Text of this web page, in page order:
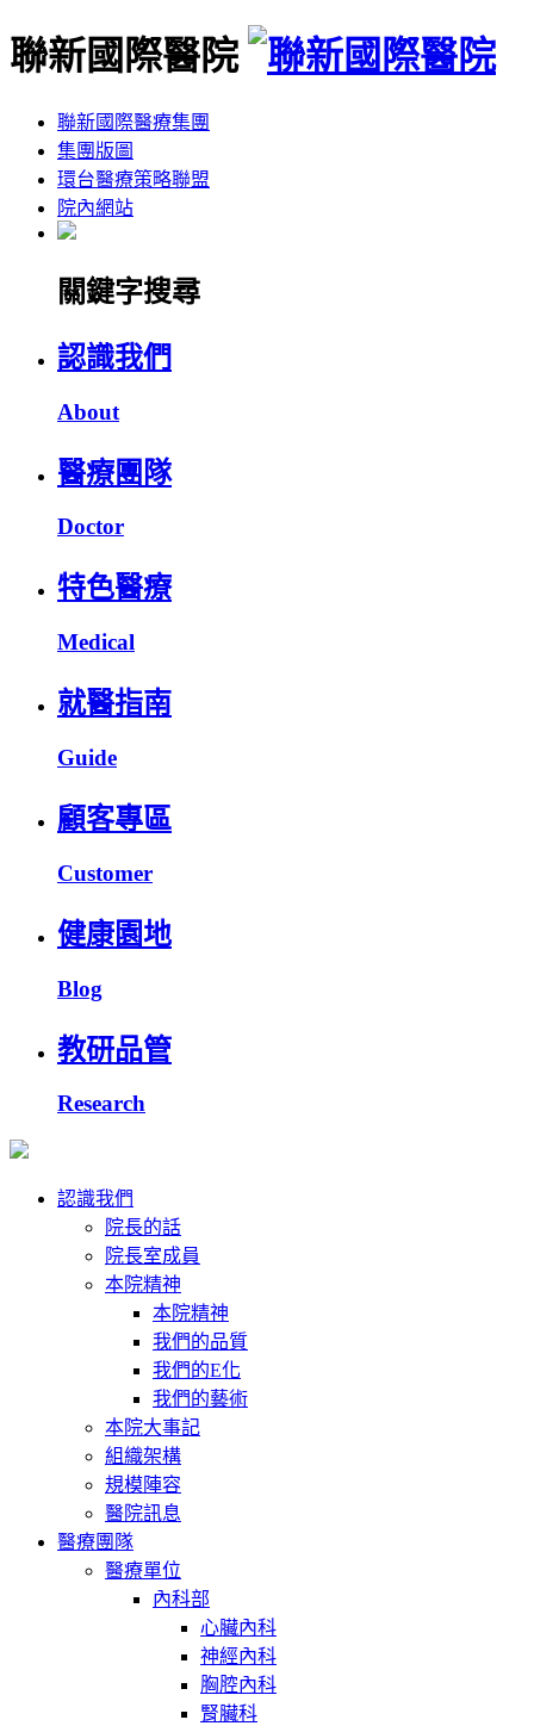
聯新國際醫院
聯新國際醫療集團
集團版圖
環台醫療策略聯盟
院內網站
關鍵字搜尋
認識我們
About
醫療團隊
Doctor
特色醫療
Medical
就醫指南
Guide
顧客專區
Customer
健康園地
Blog
教研品管
Research
認識我們
院長的話
院長室成員
本院精神
本院精神
我們的品質
我們的E化
我們的藝術
本院大事記
組織架構
規模陣容
醫院訊息
醫療團隊
醫療單位
內科部
心臟內科
神經內科
胸腔內科
腎臟科